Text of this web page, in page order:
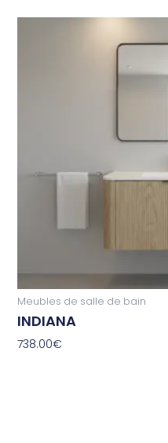
Meubles de salle de bain
INDIANA
738.00€